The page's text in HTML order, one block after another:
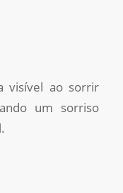
visível ao sorrir
um sorriso